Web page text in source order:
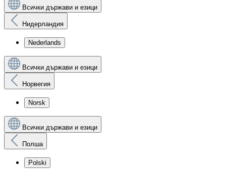
Всички държави и езици
Нидерландия
Nederlands
Всички държави и езици
Норвегия
Norsk
Всички държави и езици
Полша
Polski